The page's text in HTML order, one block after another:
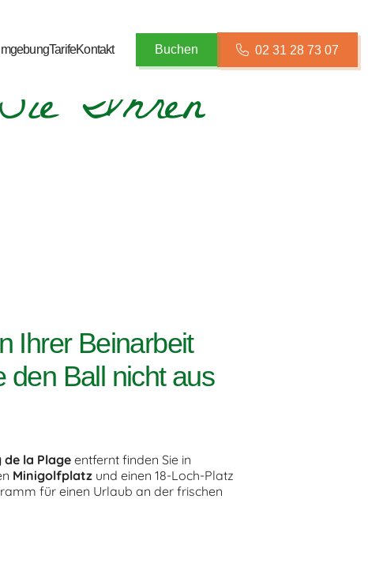
TarifeKontakt Buchen 02 31 28 73 07
Ihren
Ihrer Beinarbeit
den Ball nicht aus
de la Plageentfernt finden Sie in
Minigolfplatz und einen 18-Loch-Platz
für einen Urlaub an der frischen